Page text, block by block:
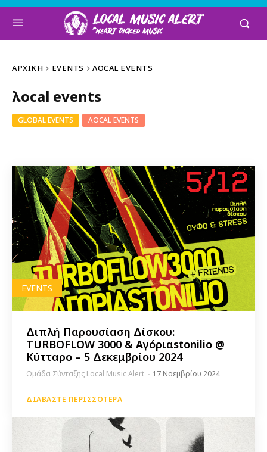
ΑΡΧΙΚΉ EVENTS ΛOCAL EVENTS
λocal events
GLOBAL EVENTS ΛOCAL EVENTS
EVENTS
Διπλή Παρουσίαση Δίσκου:
TURBOFLOW 3000 & Αγόριαstonilio @
Κύτταρο – 5 Δεκεμβρίου 2024
Ομάδα Σύνταξης Local Music Alert - 17 Νοεμβρίου 2024
ΔΙΑΒΆΣΤΕ ΠΕΡΙΣΣΌΤΕΡΑ